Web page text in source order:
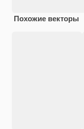
Похожие векторы